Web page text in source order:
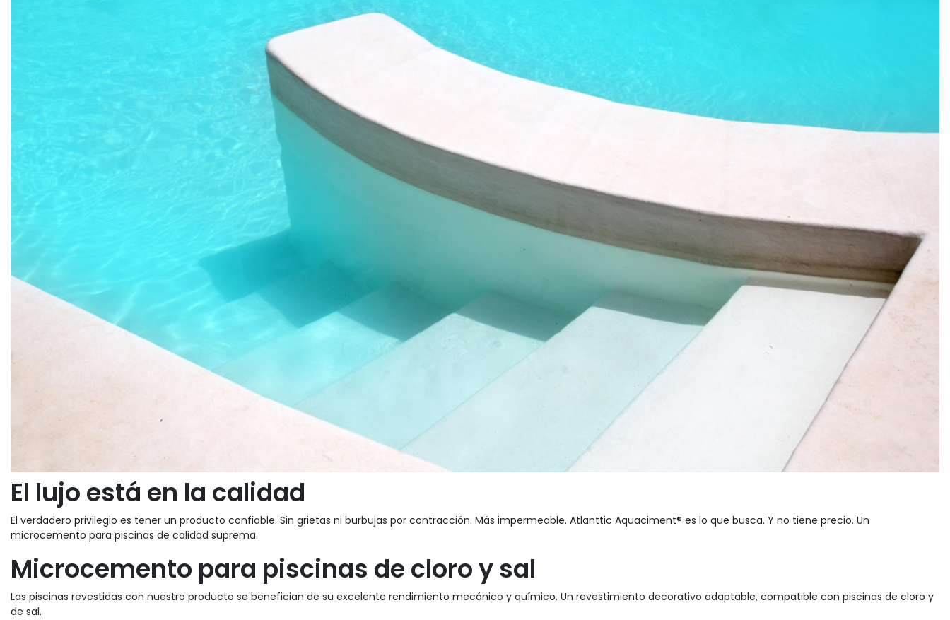
El lujo está en la calidad
El verdadero privilegio es tener un producto confiable. Sin grietas ni burbujas por contracción. Más impermeable. Atlanttic Aquaciment® es lo que busca. Y no tiene precio. Un
microcemento para piscinas de calidad suprema.
Microcemento para piscinas de cloro y sal
Las piscinas revestidas con nuestro producto se benefician de su excelente rendimiento mecánico y químico. Un revestimiento decorativo adaptable, compatible con piscinas de cloro y
de sal.